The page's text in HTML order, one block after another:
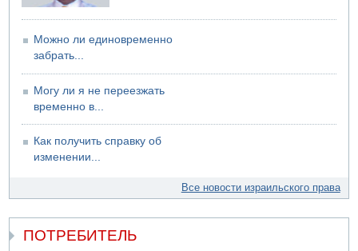
коррупционных отношениях с Йоавом Элиаси
БАГАЦ отказался заморозить лишение налоговых льгот
для уклонистов-харедим
В Иерусалиме водитель врезался в забор и серьезно
пострадал
Можно ли единовременно
забрать...
Могу ли я не переезжать
временно в...
Как получить справку об
изменении...
Все новости израильского права
ПОТРЕБИТЕЛЬ